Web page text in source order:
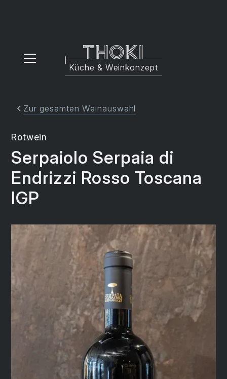
Thoki
Küche & Weinkonzept
Zur gesamten Weinauswahl
Rotwein
Serpaiolo Serpaia di
Endrizzi Rosso Toscana
IGP